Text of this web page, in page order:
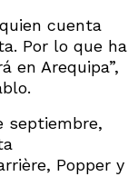
cuenta
Por lo que ha
en Arequipa”,
septiembre,
Popper y